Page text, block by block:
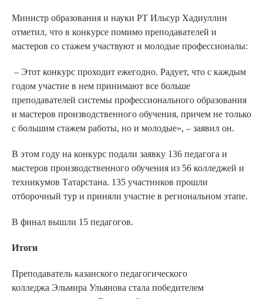
Министр образования и науки РТ Ильсур Хадиуллин
отметил, что в конкурсе помимо преподавателей и
мастеров со стажем участвуют и молодые профессионалы:
– Этот конкурс проходит ежегодно. Радует, что с каждым
годом участие в нем принимают все больше
преподавателей системы профессионального образования
и мастеров производственного обучения, причем не только
с большим стажем работы, но и молодые», – заявил он.
В этом году на конкурс подали заявку 136 педагога и
мастеров производственного обучения из 56 колледжей и
техникумов Татарстана. 135 участников прошли
отборочный тур и приняли участие в региональном этапе.
В финал вышли 15 педагогов.
Итоги
Преподаватель казанского педагогического
колледжа Эльмира Ульянова стала победителем